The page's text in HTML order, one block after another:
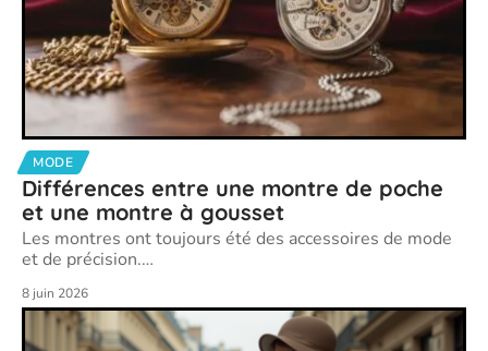
MODE
Différences entre une montre de poche
et une montre à gousset
Les montres ont toujours été des accessoires de mode
et de précision.…
8 juin 2026